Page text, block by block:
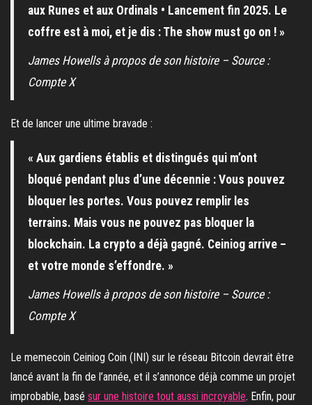
aux Runes et aux Ordinals • Lancement fin 2025. Le
coffre est à moi, et je dis : The show must go on ! »
James Howells à propos de son histoire – Source :
Compte X
Et de lancer une ultime bravade :
« Aux gardiens établis et distingués qui m’ont
bloqué pendant plus d’une décennie : Vous pouvez
bloquer les portes. Vous pouvez remplir les
terrains. Mais vous ne pouvez pas bloquer la
blockchain. La crypto a déjà gagné. Ceiniog arrive –
et votre monde s’effondre. »
James Howells à propos de son histoire – Source :
Compte X
Le memecoin Ceiniog Coin (INI) sur le réseau Bitcoin devrait être
lancé avant la fin de l’année, et il s’annonce déjà comme un projet
improbable, basé sur une histoire tout aussi incroyable. Enfin, pour